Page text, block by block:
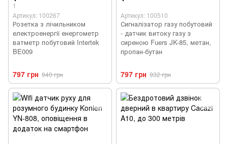
1
Артикул: 100267
Розетка з лічильником
електроенергії енергометр
ватметр побутовий Intertek
BE009
797 грн 940 грн
Артикул: 100510
Сигналізатор газу побутовий
- датчик витоку газу з
сиреною Fuers JK-85, метан,
пропан-бутан
797 грн 932 грн